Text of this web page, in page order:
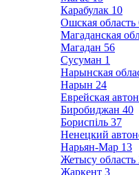
Карабулак 10
Ошская область
Магаданская
Магадан 56
Сусуман 1
Нарынская
Нарын 24
Еврейская
Биробиджан 40
Бориспіль 37
Ненецкий
Нарьян-Мар 13
Жетысу область
Жаркент 3